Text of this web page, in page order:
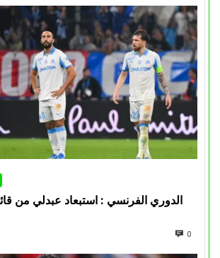
الدوري الفرنسي : استبعاد عبدلي من
0